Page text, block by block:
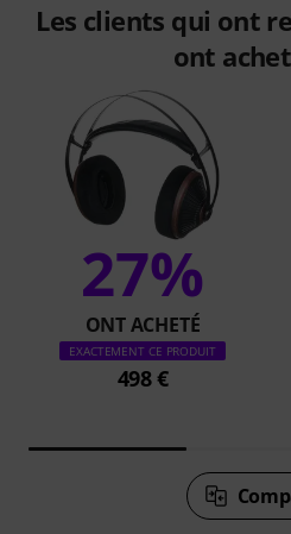
Les clients qui ont
ont
27%
ONT ACHETÉ
EXACTEMENT CE PRODUIT
498 €